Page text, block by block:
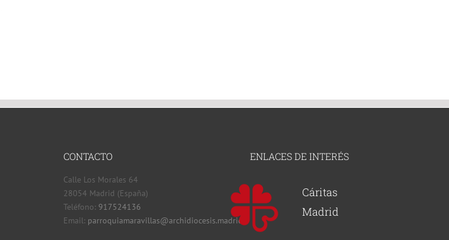
CONTACTO
Calle Los Morales 64
28054 Madrid (España)
Teléfono: 917524136
Email: parroquiamaravillas@archidiocesis.madrid
ENLACES DE INTERÉS
Cáritas
Madrid